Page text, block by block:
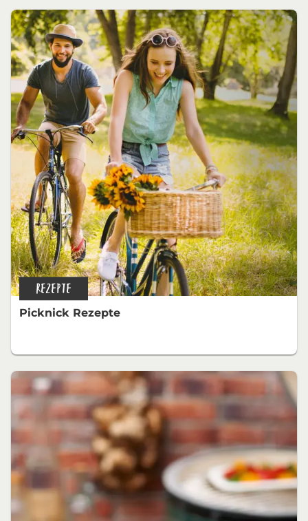
REZEPTE
Picknick Rezepte